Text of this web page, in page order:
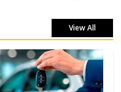
View All